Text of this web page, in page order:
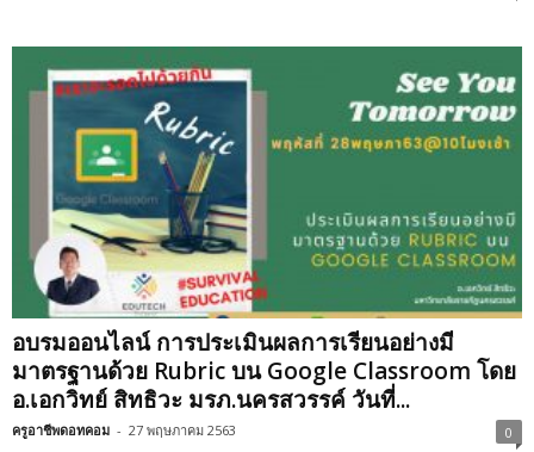
อบรมออนไลน์ การประเมินผลการเรียนอย่างมี
มาตรฐานด้วย Rubric บน Google Classroom โดย
อ.เอกวิทย์ สิทธิวะ มรภ.นครสวรรค์ วันที่...
ครูอาชีพดอทคอม - 27 พฤษภาคม 2563 0